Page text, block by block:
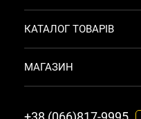
КАТАЛОГ ТОВАРІВ
МАГАЗИН